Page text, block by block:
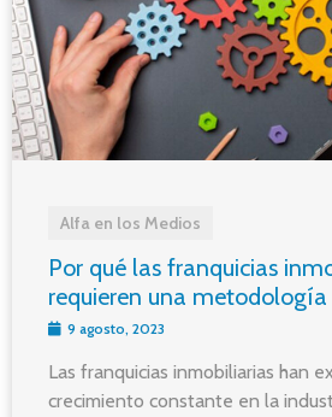
Alfa en los Medios
Por qué las franquicias
requieren una
9 agosto, 2023
Las franquicias inmobiliarias han
crecimiento constante en la